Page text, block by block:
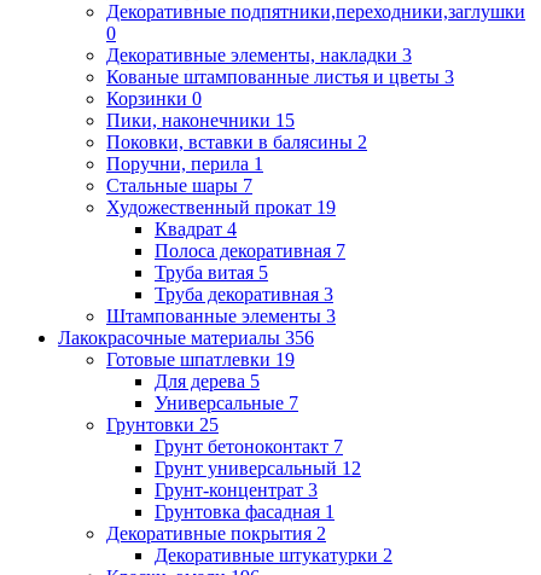
Декоративные подпятники,переходники,заглушки
0
Декоративные элементы, накладки 3
Кованые штампованные листья и цветы 3
Корзинки 0
Пики, наконечники 15
Поковки, вставки в балясины 2
Поручни, перила 1
Стальные шары 7
Художественный прокат 19
Квадрат 4
Полоса декоративная 7
Труба витая 5
Труба декоративная 3
Штампованные элементы 3
Лакокрасочные материалы 356
Готовые шпатлевки 19
Для дерева 5
Универсальные 7
Грунтовки 25
Грунт бетоноконтакт 7
Грунт универсальный 12
Грунт-концентрат 3
Грунтовка фасадная 1
Декоративные покрытия 2
Декоративные штукатурки 2